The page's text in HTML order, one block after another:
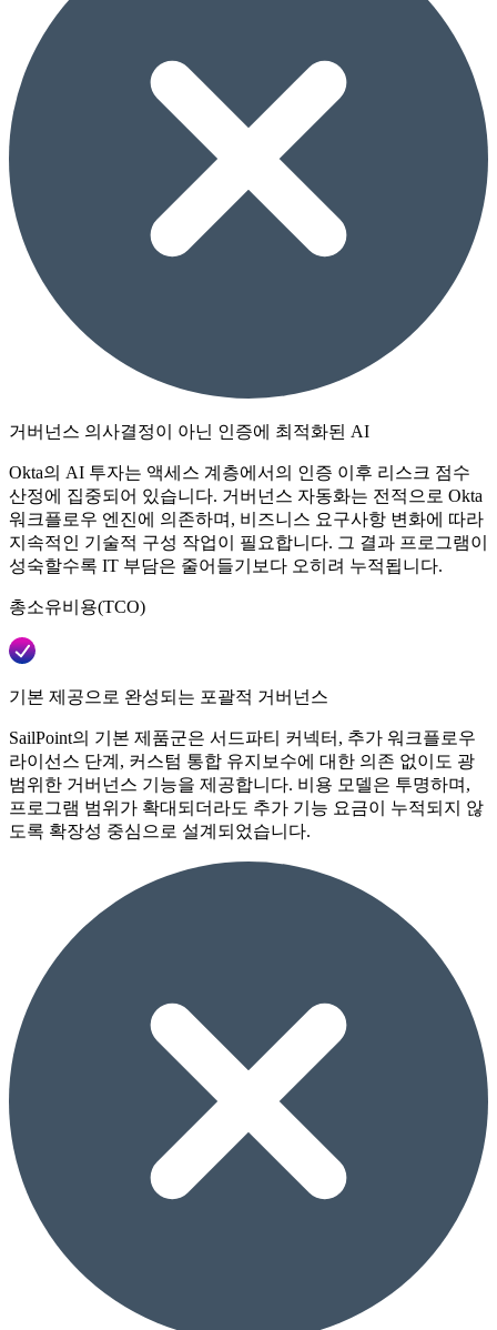
거버넌스 의사결정이 아닌 인증에 최적화된 AI
Okta의 AI 투자는 액세스 계층에서의 인증 이후 리스크 점수
산정에 집중되어 있습니다. 거버넌스 자동화는 전적으로 Okta
워크플로우 엔진에 의존하며, 비즈니스 요구사항 변화에 따라
지속적인 기술적 구성 작업이 필요합니다. 그 결과 프로그램이
성숙할수록 IT 부담은 줄어들기보다 오히려 누적됩니다.
총소유비용(TCO)
기본 제공으로 완성되는 포괄적 거버넌스
SailPoint의 기본 제품군은 서드파티 커넥터, 추가 워크플로우
라이선스 단계, 커스텀 통합 유지보수에 대한 의존 없이도 광
범위한 거버넌스 기능을 제공합니다. 비용 모델은 투명하며,
프로그램 범위가 확대되더라도 추가 기능 요금이 누적되지 않
도록 확장성 중심으로 설계되었습니다.